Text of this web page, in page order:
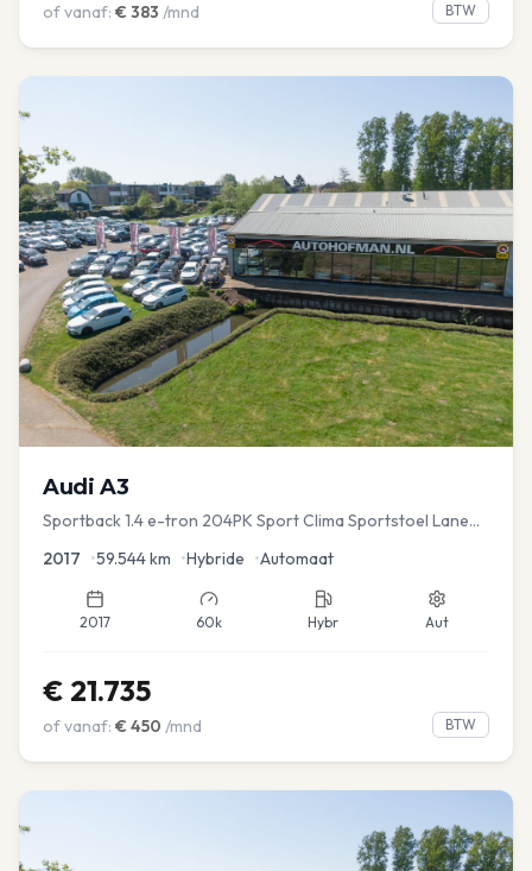
of vanaf: € 383 /mnd BTW
Audi A3
Sportback 1.4 e-tron 204PK Sport Clima Sportstoel Lane
2017 •59.544km •Hybride •Automaat
2017 60k Hybr Aut
€ 21.735
of vanaf: € 450 /mnd BTW